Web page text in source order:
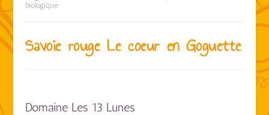
biologique
Savoie rouge Le coeur en Goguette
Domaine Les 13 Lunes